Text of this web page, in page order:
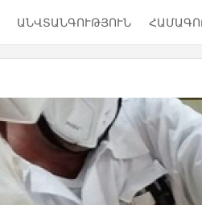
ԱՆՎՏԱՆԳՈՒԹՅՈՒՆ